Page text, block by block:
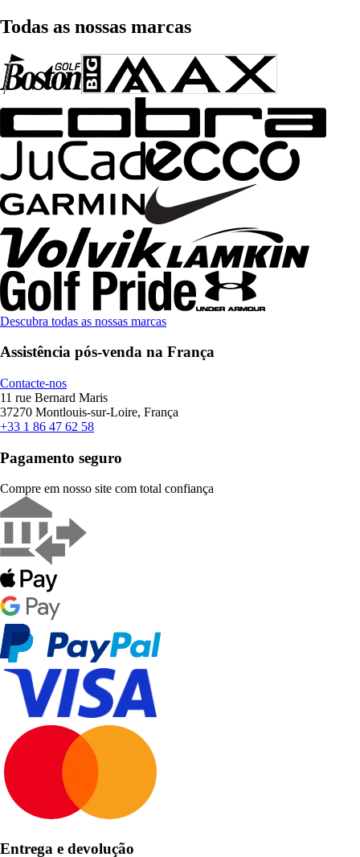
Todas as nossas marcas
Descubra todas as nossas marcas
Assistência pós-venda na França
Contacte-nos
11 rue Bernard Maris
37270 Montlouis-sur-Loire, França
+33 1 86 47 62 58
Pagamento seguro
Compre em nosso site com total confiança
Entrega e devolução